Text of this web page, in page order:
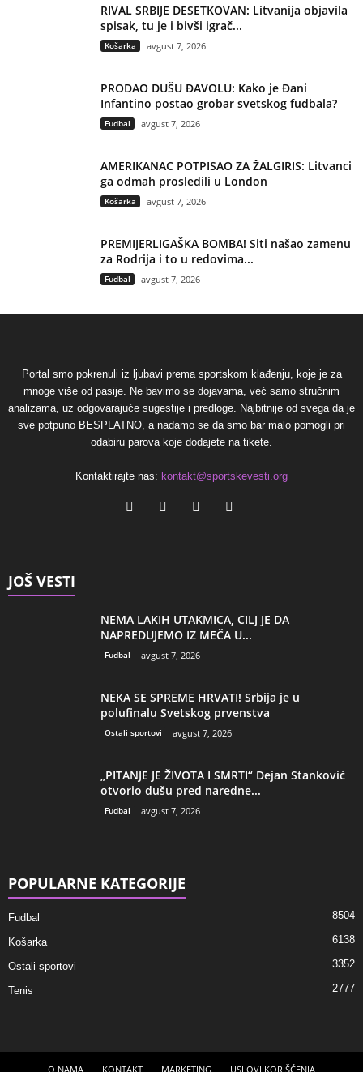
RIVAL SRBIJE DESETKOVAN: Litvanija objavila
spisak, tu je i bivši igrač...
Košarka avgust 7, 2026
PRODAO DUŠU ĐAVOLU: Kako je Đani
Infantino postao grobar svetskog fudbala?
Fudbal avgust 7, 2026
AMERIKANAC POTPISAO ZA ŽALGIRIS: Litvanci
ga odmah prosledili u London
Košarka avgust 7, 2026
PREMIJERLIGAŠKA BOMBA! Siti našao zamenu
za Rodrija i to u redovima...
Fudbal avgust 7, 2026
Portal smo pokrenuli iz ljubavi prema sportskom klađenju, koje je za
mnoge više od pasije. Ne bavimo se dojavama, već samo stručnim
analizama, uz odgovarajuće sugestije i predloge. Najbitnije od svega da je
sve potpuno BESPLATNO, a nadamo se da smo bar malo pomogli pri
odabiru parova koje dodajete na tikete.
Kontaktirajte nas: kontakt@sportskevesti.org
JOŠ VESTI
NEMA LAKIH UTAKMICA, CILJ JE DA
NAPREDUJEMO IZ MEČA U...
Fudbal avgust 7, 2026
NEKA SE SPREME HRVATI! Srbija je u
polufinalu Svetskog prvenstva
Ostali sportovi avgust 7, 2026
„PITANJE JE ŽIVOTA I SMRTI“ Dejan Stanković
otvorio dušu pred naredne...
Fudbal avgust 7, 2026
POPULARNE KATEGORIJE
Fudbal 8504
Košarka 6138
Ostali sportovi 3352
Tenis 2777
O NAMA KONTAKT MARKETING USLOVI KORIŠĆENJA